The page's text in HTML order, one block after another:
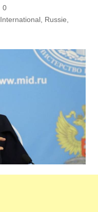
0
International, Russie